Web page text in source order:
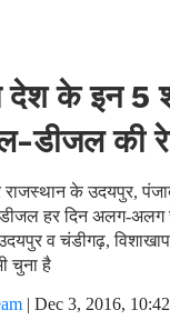
के इन 5
डीजल की
राजस्थान के उदयपुर,
हर दिन अलग-अलग
व चंडीगढ़,
चुना है
| Dec 3, 2016,